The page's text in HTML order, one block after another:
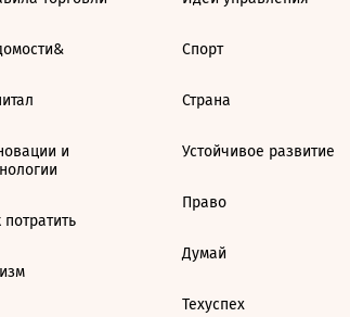
и
потратить
Спорт
Страна
Устойчивое развитие
Право
Думай
Техуспех